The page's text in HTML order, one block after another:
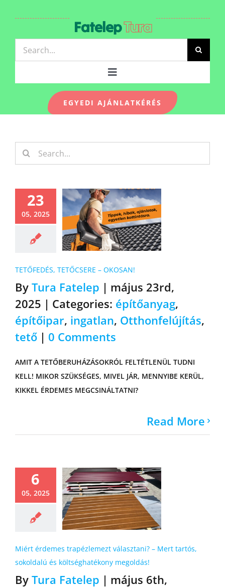
FatelepTura
Keresés...
Toggle
Navigation
KAPCSOLAT
KÉPGALÉRIA
RÓLUNK
GDPR – ÁSZF
HÍREK
GYIK
EGYEDI AJÁNLATKÉRÉS
Keresés...
23
05, 2025
TETŐFEDÉS, TETŐCSERE – OKOSAN!
By Tura Fatelep | május 23rd,
2025 | Categories: építőanyag,
építőipar, ingatlan, Otthonfelújítás,
tető | 0 Comments
AMIT A TETŐBERUHÁZÁSOKRÓL FELTÉTLENÜL TUDNI
KELL! MIKOR SZÜKSÉGES, MIVEL JÁR, MENNYIBE KERÜL,
KIKKEL ÉRDEMES MEGCSINÁLTATNI?
Read More
6
05, 2025
Miért érdemes trapézlemezt választani? – Mert tartós,
sokoldalú és költséghatékony megoldás!
By Tura Fatelep | május 6th,